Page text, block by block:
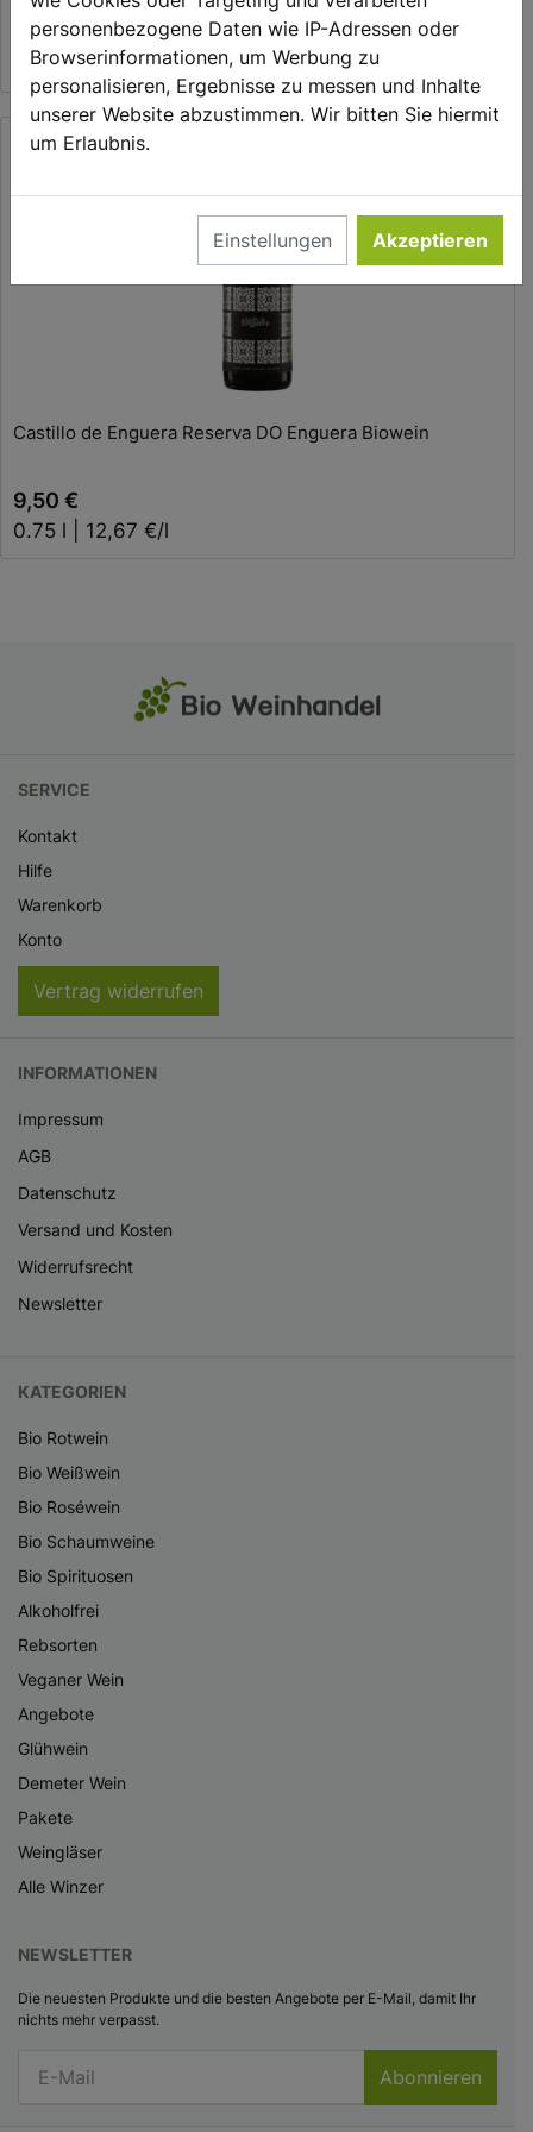
personenbezogene Daten wie IP-Adressen oder
Browserinformationen, um Werbung zu
personalisieren, Ergebnisse zu messen und Inhalte
unserer Website abzustimmen. Wir bitten Sie hiermit
um Erlaubnis.
Einstellungen Akzeptieren
5,50 €
0.75 l | 7,33 €/l
In den Warenkorb
Castillo de Enguera Reserva DO Enguera Biowein
9,50 €
0.75 l | 12,67 €/l
SERVICE
Kontakt
Hilfe
Warenkorb
Konto
Vertrag widerrufen
INFORMATIONEN
Impressum
AGB
Datenschutz
Versand und Kosten
Widerrufsrecht
Newsletter
KATEGORIEN
Bio Rotwein
Bio Weißwein
Bio Roséwein
Bio Schaumweine
Bio Spirituosen
Alkoholfrei
Rebsorten
Veganer Wein
Angebote
Glühwein
Demeter Wein
Pakete
Weingläser
Alle Winzer
NEWSLETTER
Die neuesten Produkte und die besten Angebote per E-Mail, damit Ihr
nichts mehr verpasst.
Abonnieren